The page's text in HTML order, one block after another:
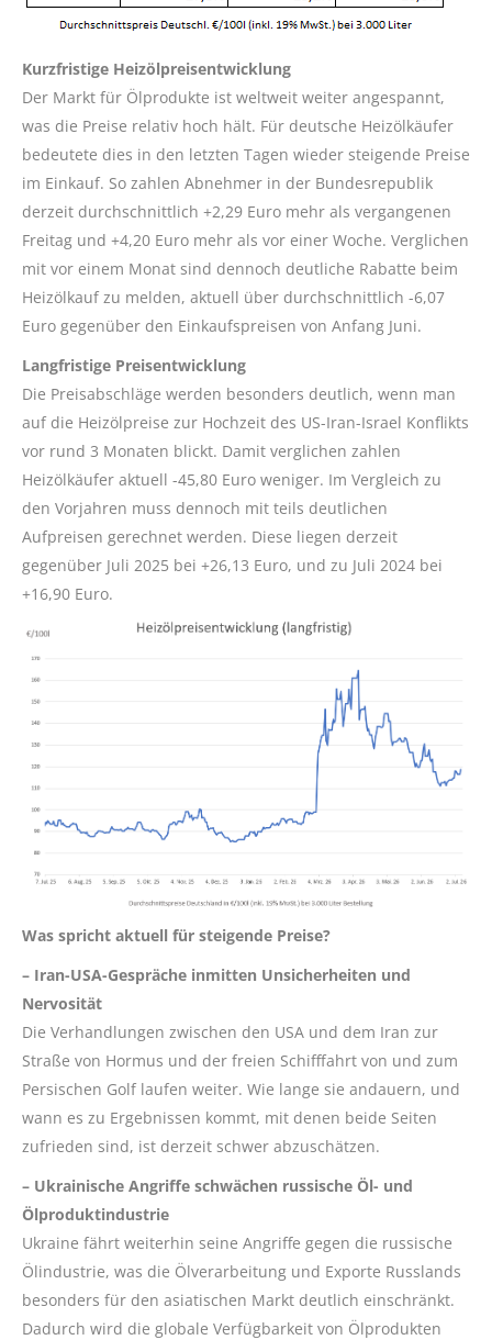
Kurzfristige Heizölpreisentwicklung
Der Markt für Ölprodukte ist weltweit weiter angespannt,
was die Preise relativ hoch hält. Für deutsche Heizölkäufer
bedeutete dies in den letzten Tagen wieder steigende Preise
im Einkauf. So zahlen Abnehmer in der Bundesrepublik
derzeit durchschnittlich +2,29 Euro mehr als vergangenen
Freitag und +4,20 Euro mehr als vor einer Woche. Verglichen
mit vor einem Monat sind dennoch deutliche Rabatte beim
Heizölkauf zu melden, aktuell über durchschnittlich -6,07
Euro gegenüber den Einkaufspreisen von Anfang Juni.
Langfristige Preisentwicklung
Die Preisabschläge werden besonders deutlich, wenn man
auf die Heizölpreise zur Hochzeit des US-Iran-Israel Konflikts
vor rund 3 Monaten blickt. Damit verglichen zahlen
Heizölkäufer aktuell -45,80 Euro weniger. Im Vergleich zu
den Vorjahren muss dennoch mit teils deutlichen
Aufpreisen gerechnet werden. Diese liegen derzeit
gegenüber Juli 2025 bei +26,13 Euro, und zu Juli 2024 bei
+16,90 Euro.
Was spricht aktuell für steigende Preise?
– Iran-USA-Gespräche inmitten Unsicherheiten und
Nervosität
Die Verhandlungen zwischen den USA und dem Iran zur
Straße von Hormus und der freien Schifffahrt von und zum
Persischen Golf laufen weiter. Wie lange sie andauern, und
wann es zu Ergebnissen kommt, mit denen beide Seiten
zufrieden sind, ist derzeit schwer abzuschätzen.
– Ukrainische Angriffe schwächen russische Öl- und
Ölproduktindustrie
Ukraine fährt weiterhin seine Angriffe gegen die russische
Ölindustrie, was die Ölverarbeitung und Exporte Russlands
besonders für den asiatischen Markt deutlich einschränkt.
Dadurch wird die globale Verfügbarkeit von Ölprodukten